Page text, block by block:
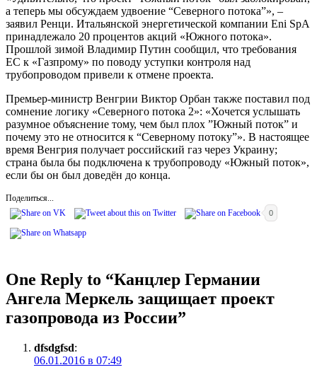
а теперь мы обсуждаем удвоение “Северного потока”», –
заявил Ренци. Итальянской энергетической компании Eni SpA
принадлежало 20 процентов акций «Южного потока».
Прошлой зимой Владимир Путин сообщил, что требования
ЕС к «Газпрому» по поводу уступки контроля над
трубопроводом привели к отмене проекта.
Премьер-министр Венгрии Виктор Орбан также поставил под
сомнение логику «Северного потока 2»: «Хочется услышать
разумное объяснение тому, чем был плох ”Южный поток” и
почему это не относится к “Северному потоку”». В настоящее
время Венгрия получает российский газ через Украину;
страна была бы подключена к трубопроводу «Южный поток»,
если бы он был доведён до конца.
Поделиться...
0
One Reply to “Канцлер Германии
Ангела Меркель защищает проект
газопровода из России”
dfsdgfsd:
06.01.2016 в 07:49